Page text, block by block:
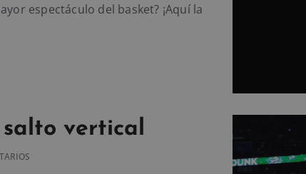
espectáculo del basket? ¡Aquí la
vertical